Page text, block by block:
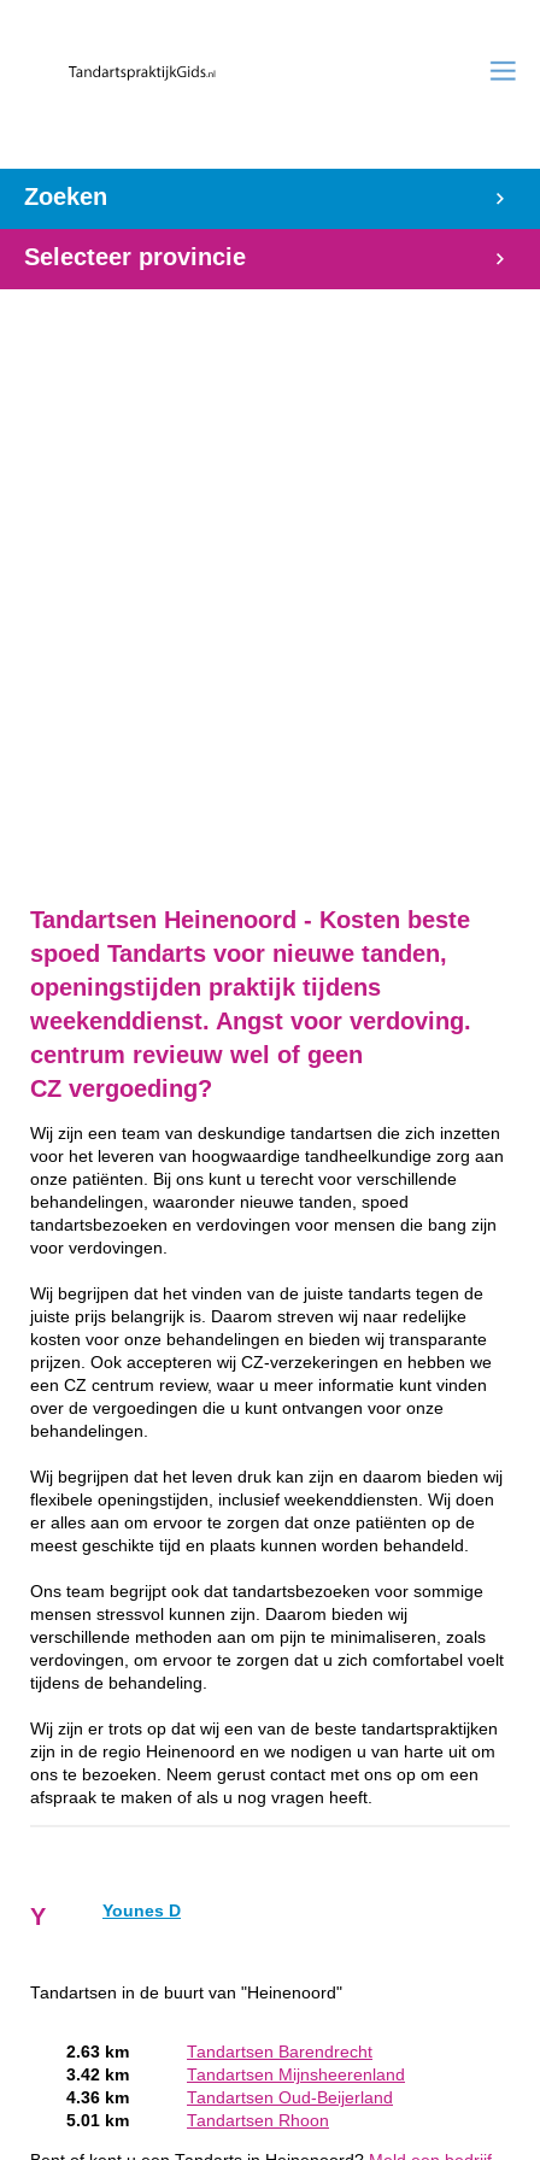
Zoeken
Selecteer provincie
Tandartsen Heinenoord - Kosten beste
spoed Tandarts voor nieuwe tanden,
openingstijden praktijk tijdens
weekenddienst. Angst voor verdoving.
centrum revieuw wel of geen
CZ vergoeding?
Wij zijn een team van deskundige tandartsen die zich inzetten
voor het leveren van hoogwaardige tandheelkundige zorg aan
onze patiënten. Bij ons kunt u terecht voor verschillende
behandelingen, waaronder nieuwe tanden, spoed
tandartsbezoeken en verdovingen voor mensen die bang zijn
voor verdovingen.
Wij begrijpen dat het vinden van de juiste tandarts tegen de
juiste prijs belangrijk is. Daarom streven wij naar redelijke
kosten voor onze behandelingen en bieden wij transparante
prijzen. Ook accepteren wij CZ-verzekeringen en hebben we
een CZ centrum review, waar u meer informatie kunt vinden
over de vergoedingen die u kunt ontvangen voor onze
behandelingen.
Wij begrijpen dat het leven druk kan zijn en daarom bieden wij
flexibele openingstijden, inclusief weekenddiensten. Wij doen
er alles aan om ervoor te zorgen dat onze patiënten op de
meest geschikte tijd en plaats kunnen worden behandeld.
Ons team begrijpt ook dat tandartsbezoeken voor sommige
mensen stressvol kunnen zijn. Daarom bieden wij
verschillende methoden aan om pijn te minimaliseren, zoals
verdovingen, om ervoor te zorgen dat u zich comfortabel voelt
tijdens de behandeling.
Wij zijn er trots op dat wij een van de beste tandartspraktijken
zijn in de regio Heinenoord en we nodigen u van harte uit om
ons te bezoeken. Neem gerust contact met ons op om een
afspraak te maken of als u nog vragen heeft.
Y Younes D
Tandartsen in de buurt van "Heinenoord"
2.63 km
Tandartsen Barendrecht
3.42 km
Tandartsen Mijnsheerenland
4.36 km
Tandartsen Oud-Beijerland
5.01 km
Tandartsen Rhoon